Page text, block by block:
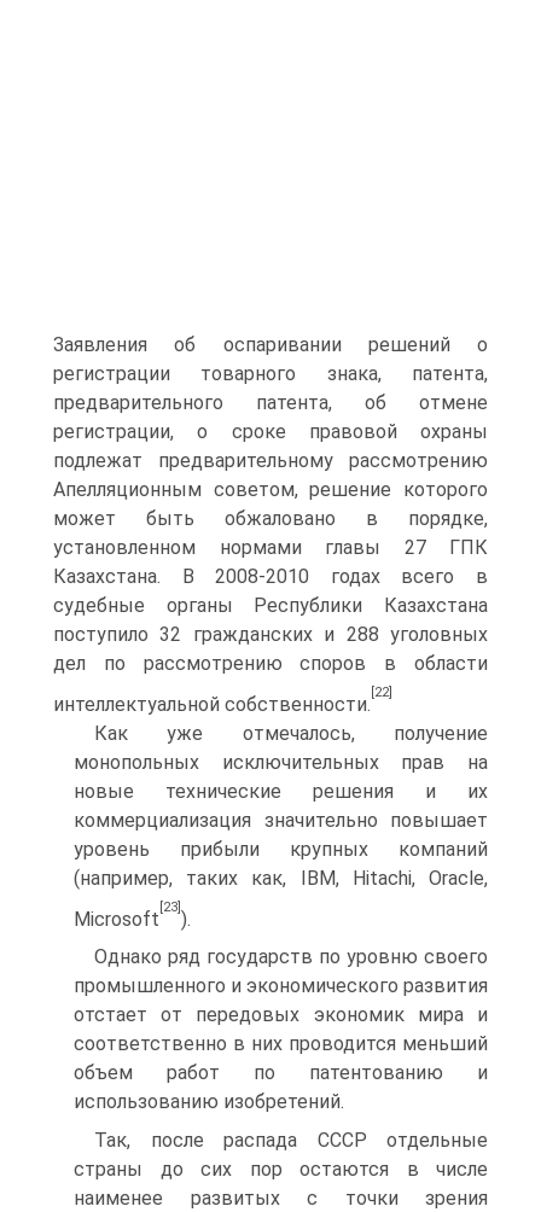
Заявления об оспаривании решений о
регистрации товарного знака, патента,
предварительного патента, об отмене
регистрации, о сроке правовой охраны
подлежат предварительному рассмотрению
Апелляционным советом, решение которого
может быть обжаловано в порядке,
установленном нормами главы 27 ГПК
Казахстана. В 2008-2010 годах всего в
судебные органы Республики Казахстана
поступило 32 гражданских и 288 уголовных
дел по рассмотрению споров в области
интеллектуальной собственности.
[22]
Как уже отмечалось, получение
монопольных исключительных прав на
новые технические решения и их
коммерциализация значительно повышает
уровень прибыли крупных компаний
(например, таких как, IBM, Hitachi, Oracle,
Microsoft
[23]
).
Однако ряд государств по уровню своего
промышленного и экономического развития
отстает от передовых экономик мира и
соответственно в них проводится меньший
объем работ по патентованию и
использованию изобретений.
Так, после распада СССР отдельные
страны до сих пор остаются в числе
наименее развитых с точки зрения